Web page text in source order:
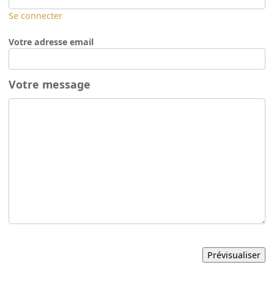
Se connecter
Votre adresse email
Votre message